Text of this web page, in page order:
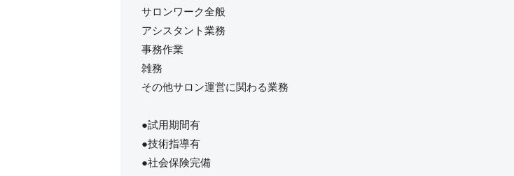
サロンワーク全般
アシスタント業務
事務作業
雑務
その他サロン運営に関わる業務
●試用期間有
●技術指導有
●社会保険完備